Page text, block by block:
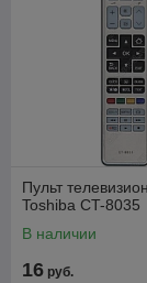
Пульт
Toshiba CT-8035
В наличии
16 руб.